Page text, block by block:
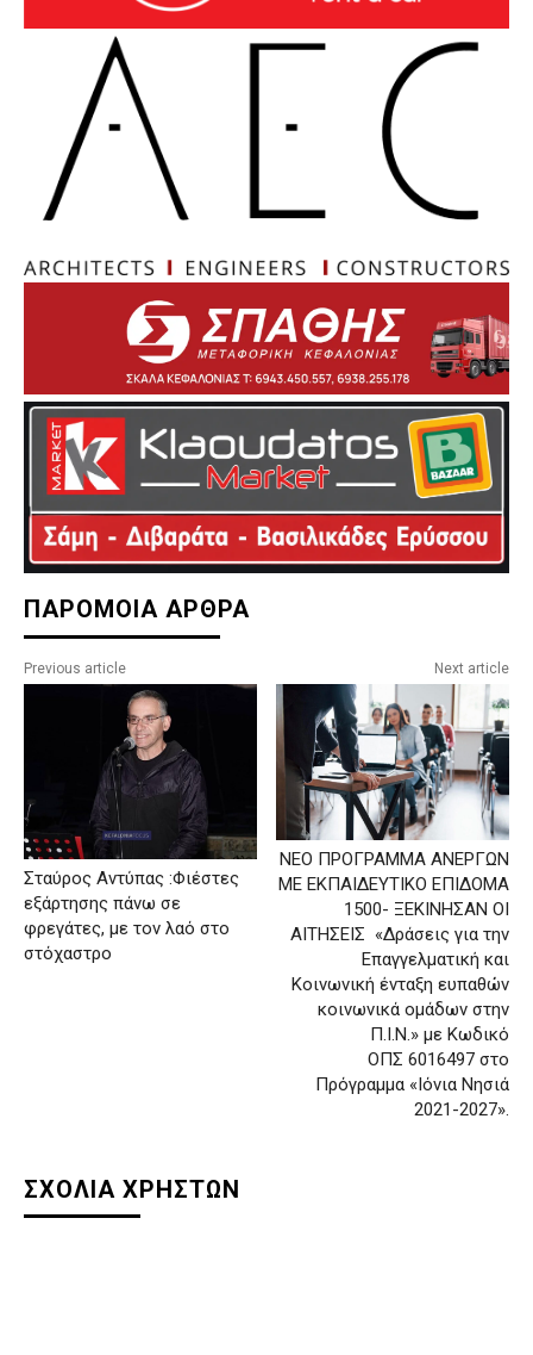
ΠΑΡΟΜΟΙΑ ΑΡΘΡΑ
Previous article
Σταύρος Αντύπας :Φιέστες
εξάρτησης πάνω σε
φρεγάτες, με τον λαό στο
στόχαστρο
Next article
ΝΕΟ ΠΡΟΓΡΑΜΜΑ ΑΝΕΡΓΩΝ
ΜΕ ΕΚΠΑΙΔΕΥΤΙΚΟ ΕΠΙΔΟΜΑ
1500- ΞΕΚΙΝΗΣΑΝ ΟΙ
ΑΙΤΗΣΕΙΣ «Δράσεις για την
Επαγγελματική και
Κοινωνική ένταξη ευπαθών
κοινωνικά ομάδων στην
Π.Ι.Ν.» με Κωδικό
ΟΠΣ 6016497 στο
Πρόγραμμα «Ιόνια Νησιά
2021-2027».
ΣΧΟΛΙΑ ΧΡΗΣΤΩΝ